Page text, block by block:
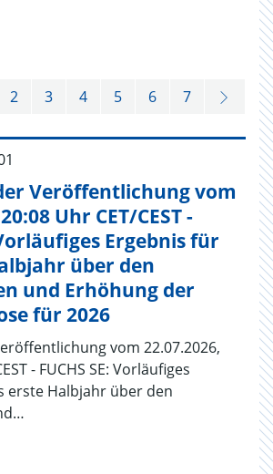
2 3 4 5 6 7
Veröffentlichung vom
Uhr CET/CEST -
Ergebnis für
über den
und Erhöhung der
für 2026
vom 22.07.2026,
- FUCHS SE: Vorläufiges
erste Halbjahr über den